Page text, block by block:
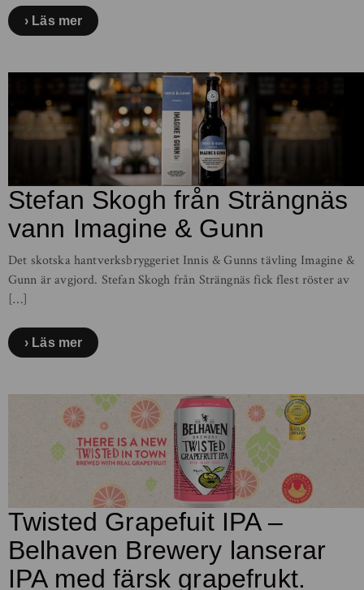
Läs mer
Stefan Skogh från Strängnäs
vann Imagine & Gunn
Det skotska hantverksbryggeriet Innis & Gunns tävling Imagine &
Gunn är avgjord. Stefan Skogh från Strängnäs fick flest röster av
[…]
Läs mer
Twisted Grapefuit IPA –
Belhaven Brewery lanserar
IPA med färsk grapefrukt.